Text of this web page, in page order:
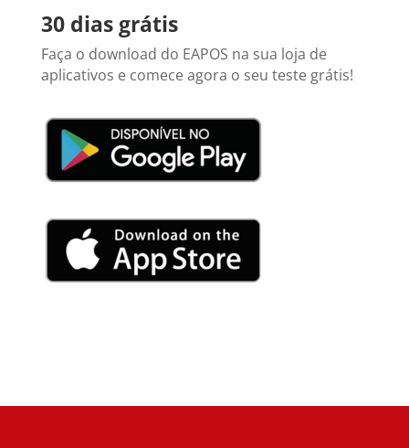
30 dias grátis
Faça o download do EAPOS na sua loja de
aplicativos e comece agora o seu teste grátis!